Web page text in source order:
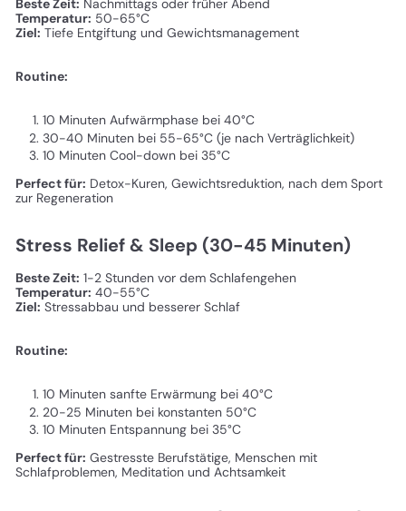
Beste Zeit: Nachmittags oder früher Abend
Temperatur: 50-65°C
Ziel: Tiefe Entgiftung und Gewichtsmanagement
Routine:
10 Minuten Aufwärmphase bei 40°C
30-40 Minuten bei 55-65°C (je nach Verträglichkeit)
10 Minuten Cool-down bei 35°C
Perfect für: Detox-Kuren, Gewichtsreduktion, nach dem Sport
zur Regeneration
Stress Relief & Sleep (30-45 Minuten)
Beste Zeit: 1-2 Stunden vor dem Schlafengehen
Temperatur: 40-55°C
Ziel: Stressabbau und besserer Schlaf
Routine:
10 Minuten sanfte Erwärmung bei 40°C
20-25 Minuten bei konstanten 50°C
10 Minuten Entspannung bei 35°C
Perfect für: Gestresste Berufstätige, Menschen mit
Schlafproblemen, Meditation und Achtsamkeit